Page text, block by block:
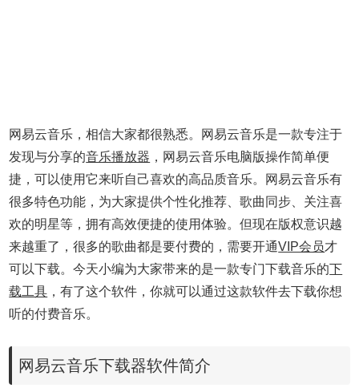
网易云音乐，相信大家都很熟悉。网易云音乐是一款专注于
发现与分享的音乐播放器 ，网易云音乐电脑版操作简单便
捷，可以使用它来听自己喜欢的高品质音乐。网易云音乐有
很多特色功能，为大家提供个性化推荐、歌曲同步、关注喜
欢的明星等，拥有高效便捷的使用体验。但现在版权意识越
来越重了，很多的歌曲都是要付费的，需要开通VIP会员才
可以下载。今天小编为大家带来的是一款专门下载音乐的下
载工具 ，有了这个软件，你就可以通过这款软件去下载你想
听的付费音乐。
网易云音乐下载器软件简介